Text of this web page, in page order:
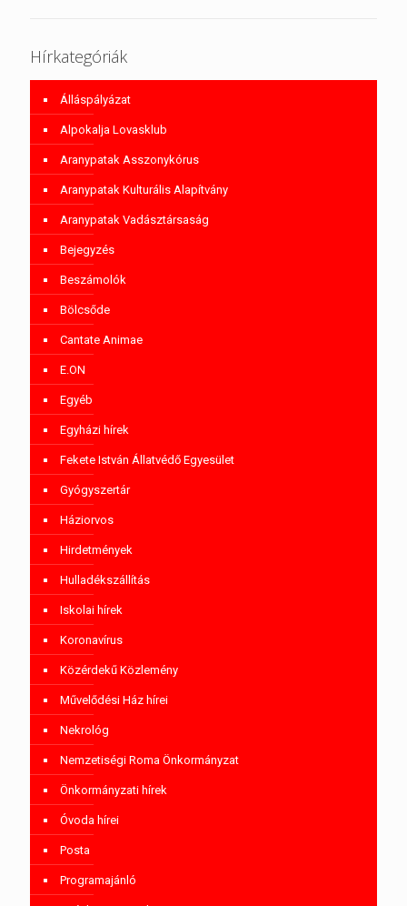
Hírkategóriák
Álláspályázat
Alpokalja Lovasklub
Aranypatak Asszonykórus
Aranypatak Kulturális Alapítvány
Aranypatak Vadásztársaság
Bejegyzés
Beszámolók
Bölcsőde
Cantate Animae
E.ON
Egyéb
Egyházi hírek
Fekete István Állatvédő Egyesület
Gyógyszertár
Háziorvos
Hirdetmények
Hulladékszállítás
Iskolai hírek
Koronavírus
Közérdekű Közlemény
Művelődési Ház hírei
Nekrológ
Nemzetiségi Roma Önkormányzat
Önkormányzati hírek
Óvoda hírei
Posta
Programajánló